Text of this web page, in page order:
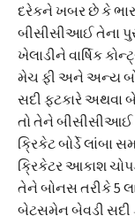
દરેકને ખબર છે કે
બીસીસીઆઈ તેના
ખેલાડીને વાર્ષિક
મેચ ફી અને અન્ય
સદી ફટકારે અથવા
તો તેને બીસીસીઆઈ
ક્રિકેટ બોર્ડે લાંબા
ક્રિકેટર આકાશ
તેને બોનસ તરીકે 5
બેટ્સમેન બેવડી સદી